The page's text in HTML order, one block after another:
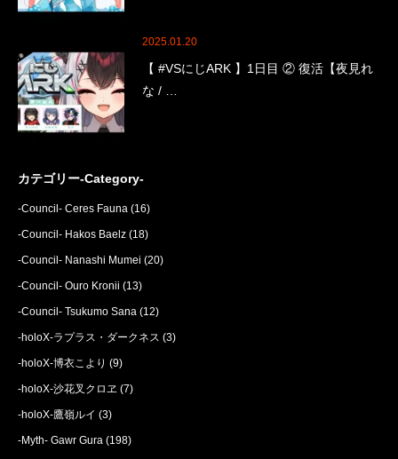
2025.01.20
【 #VSにじARK 】1日目 ② 復活【夜見れ
な / …
カテゴリー-Category-
-Council- Ceres Fauna (16)
-Council- Hakos Baelz (18)
-Council- Nanashi Mumei (20)
-Council- Ouro Kronii (13)
-Council- Tsukumo Sana (12)
-holoX-ラプラス・ダークネス (3)
-holoX-博衣こより (9)
-holoX-沙花叉クロヱ (7)
-holoX-鷹嶺ルイ (3)
-Myth- Gawr Gura (198)